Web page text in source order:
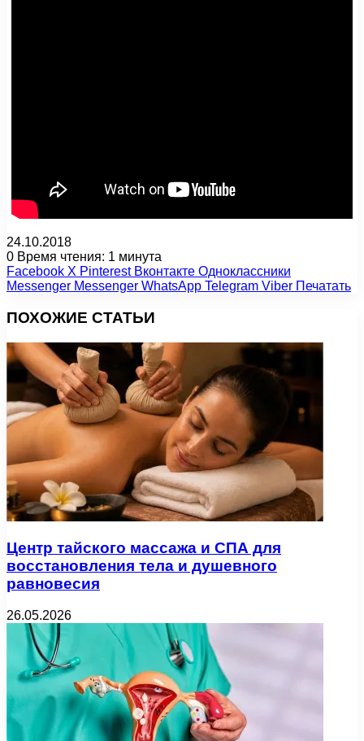
24.10.2018
0 Время чтения: 1 минута
Facebook X Pinterest Вконтакте Одноклассники
Messenger Messenger WhatsApp Telegram Viber Печатать
ПОХОЖИЕ СТАТЬИ
Центр тайского массажа и СПА для
восстановления тела и душевного
равновесия
26.05.2026